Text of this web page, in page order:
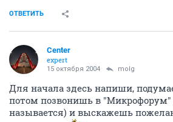
ОТВЕТИТЬ
Center
expert
15 октября 2004 molg
Для начала здесь напиши,
потом позвонишь в "Микрофорум"
называется) и выскажешь